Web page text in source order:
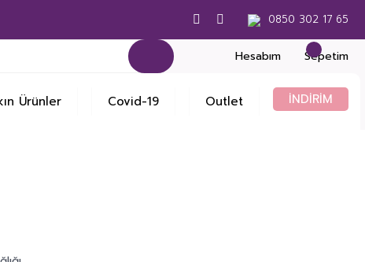
0850 302 17 65
Hesabım Sepetim
Ürünler Covid-19 Outlet İNDİRİM